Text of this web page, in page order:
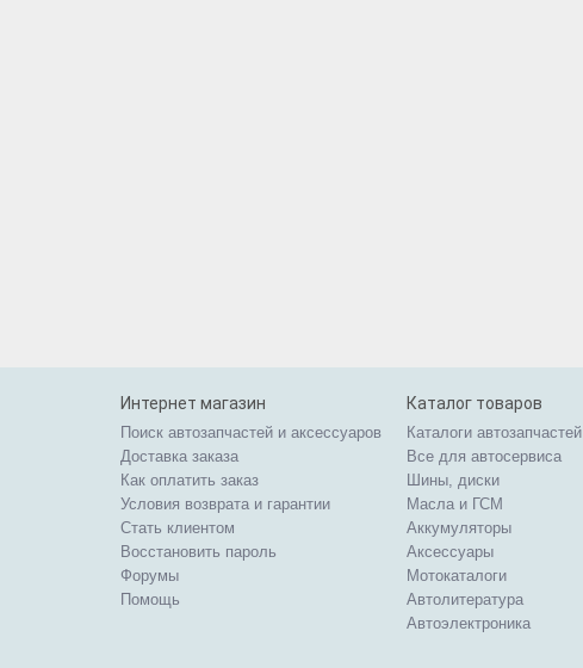
Интернет магазин
Поиск автозапчастей и аксессуаров
Доставка заказа
Как оплатить заказ
Условия возврата и гарантии
Стать клиентом
Восстановить пароль
Форумы
Помощь
Каталог товаров
Каталоги автозапчастей
Все для автосервиса
Шины, диски
Масла и ГСМ
Аккумуляторы
Аксессуары
Мотокаталоги
Автолитература
Автоэлектроника